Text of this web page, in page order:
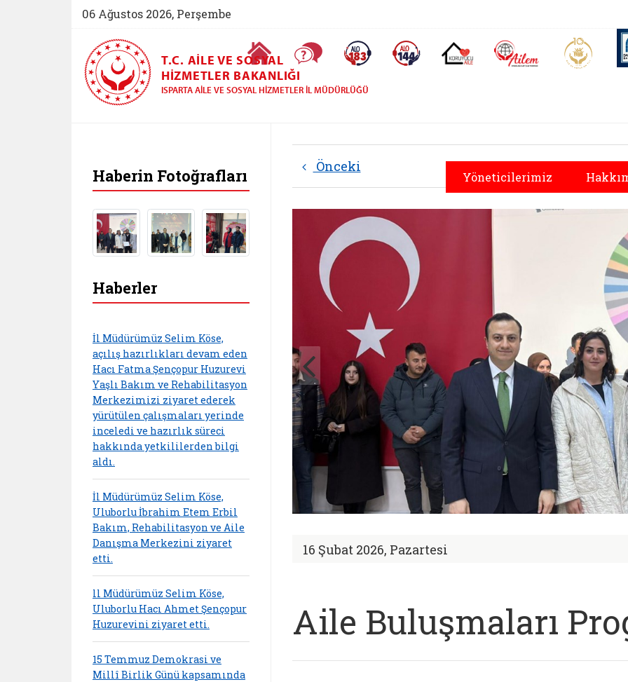
06 Ağustos 2026, Perşembe
Ana Sayfa Sıkça Sorulan SorularAlo 183 (yeni sekmede açılır)Alo 144 (yeni sekmede açılır)Koruyucu Aile (yeni sekmede açılır)
AİLEM İletişim Aile ve
T.C. AILE VE SOSYAL
HIZMETLER BAKANLIĞI
ISPARTA AILE VE SOSYAL HIZMETLER İL MÜDÜRLÜĞÜ
Yöneticilerimiz
Önceki
16 Şubat 2026, Pazartesi
Aile Buluşmaları
Haberin Fotoğrafları
Haberler
İl Müdürümüz Selim Köse,
açılış hazırlıkları devam eden
Hacı Fatma Şençopur Huzurevi
Yaşlı Bakım ve Rehabilitasyon
Merkezimizi ziyaret ederek
yürütülen çalışmaları yerinde
inceledi ve hazırlık süreci
hakkında yetkililerden bilgi
aldı.
İl Müdürümüz Selim Köse,
Uluborlu İbrahim Etem Erbil
Bakım, Rehabilitasyon ve Aile
Danışma Merkezini ziyaret
etti.
ll Müdürümüz Selim Köse,
Uluborlu Hacı Ahmet Şençopur
Huzurevini ziyaret etti.
15 Temmuz Demokrasi ve
Millî Birlik Günü kapsamında